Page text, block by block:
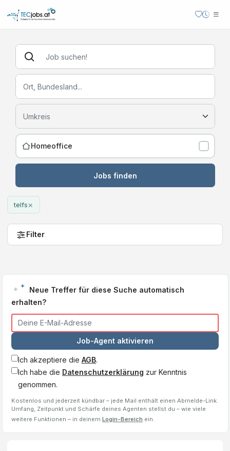
Homeoffice
Jobs finden
telfs×
Filter
Neue Treffer für diese Suche automatisch
erhalten?
Job-Agent aktivieren
Ich akzeptiere die AGB.
Ich habe die Datenschutzerklärung zur Kenntnis
genommen.
Kostenlos und jederzeit kündbar – jede Mail enthält einen Abmelde-Link.
Umfang, Zeitpunkt und Schärfe deines Agenten stellst du – wie viele
weitere Funktionen – in deinem Login-Bereich ein.